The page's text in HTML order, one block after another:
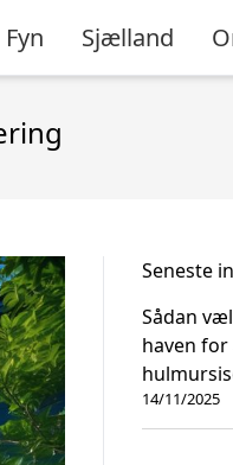
Fyn Sjælland
Seneste
Sådan
haven
14/11/2025